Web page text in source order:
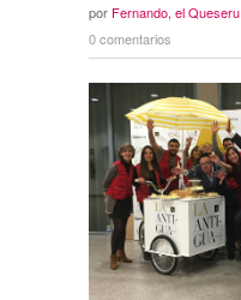
por Fernando, el Queseru
0 comentarios